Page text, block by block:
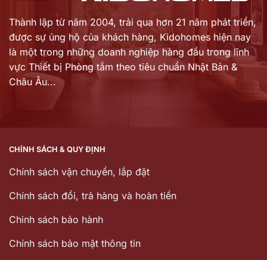
Thành lập từ năm 2004, trải qua hơn 21 năm phát triển,
được sự ủng hộ của khách hàng, Kidohomes hiện nay
là một trong những doanh nghiệp hàng đầu trong lĩnh
vực Thiết bị Phòng tắm theo tiêu chuẩn Nhật Bản &
Châu Âu...
CHÍNH SÁCH & QUY ĐỊNH
Chính sách vận chuyển, lắp đặt
Chính sách đổi, trả hàng và hoàn tiền
Chinh sách bảo hành
Chính sách bảo mật thông tin